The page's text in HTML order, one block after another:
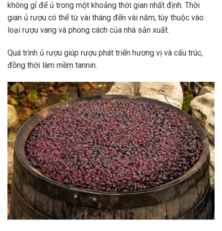
không gỉ để ủ trong một khoảng thời gian nhất định. Thời
gian ủ rượu có thể từ vài tháng đến vài năm, tùy thuộc vào
loại rượu vang và phong cách của nhà sản xuất.
Quá trình ủ rượu giúp rượu phát triển hương vị và cấu trúc,
đồng thời làm mềm tannin.